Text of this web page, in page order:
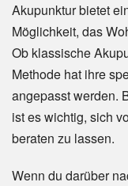
Akupunktur bietet
Möglichkeit, das
Ob klassische
Methode hat ihre
angepasst werden.
ist es wichtig, sich
beraten zu lassen.
Wenn du darüber